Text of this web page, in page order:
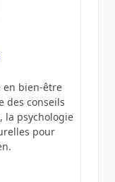
en bien-être
des conseils
la psychologie
pour